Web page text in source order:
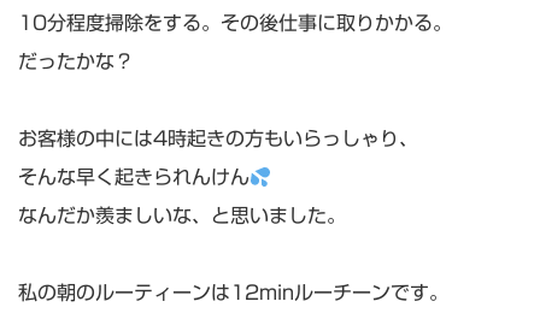
10分程度掃除をする。その後仕事に取りかかる。
だったかな？
お客様の中には4時起きの方もいらっしゃり、
そんな早く起きられんけん
なんだか羨ましいな、と思いました。
私の朝のルーティーンは12minルーチーンです。